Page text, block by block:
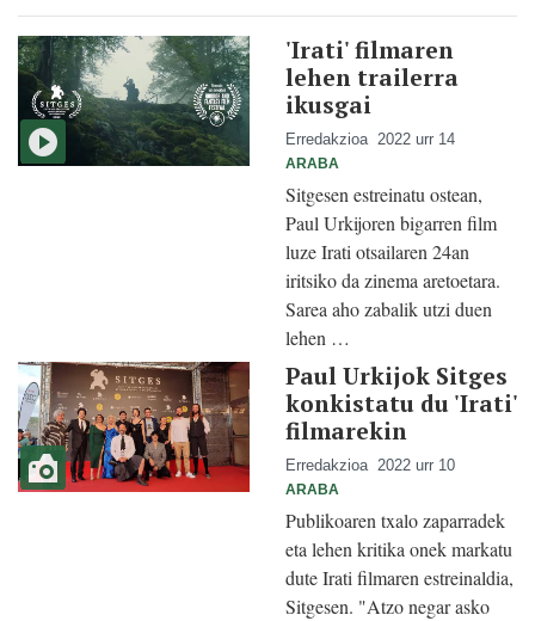
'Irati' filmaren
lehen trailerra
ikusgai
Erredakzioa 2022 urr 14
ARABA
Sitgesen estreinatu ostean,
Paul Urkijoren bigarren film
luze Irati otsailaren 24an
iritsiko da zinema aretoetara.
Sarea aho zabalik utzi duen
lehen …
Paul Urkijok Sitges
konkistatu du 'Irati'
filmarekin
Erredakzioa 2022 urr 10
ARABA
Publikoaren txalo zaparradek
eta lehen kritika onek markatu
dute Irati filmaren estreinaldia,
Sitgesen. "Atzo negar asko